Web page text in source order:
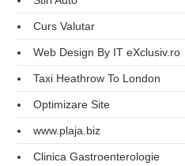
Curs Valutar
Web Design By IT eXclusiv.ro
Taxi Heathrow To London
Optimizare Site
www.plaja.biz
Clinica Gastroenterologie